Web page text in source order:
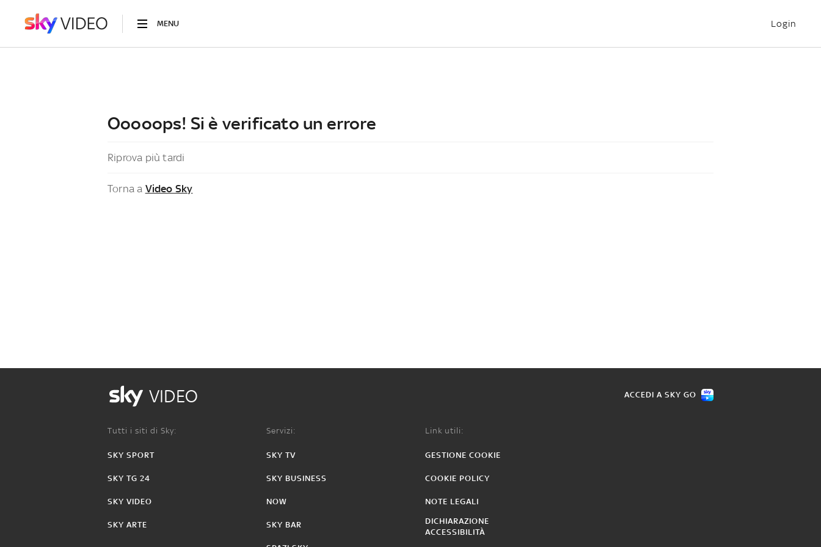
MENU Login
Ooooops! Si è verificato un errore
Riprova più tardi
Torna a Video Sky
VIDEO ACCEDI A SKY GO
Tutti i siti di Sky:
SKY SPORT
SKY TG 24
SKY VIDEO
SKY ARTE
Servizi:
SKY TV
SKY BUSINESS
NOW
SKY BAR
Link utili:
GESTIONE COOKIE
COOKIE POLICY
NOTE LEGALI
DICHIARAZIONE
ACCESSIBILITÀ